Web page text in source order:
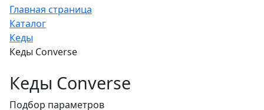
Главная страница
Каталог
Кеды
Кеды Converse
Кеды Converse
Подбор параметров